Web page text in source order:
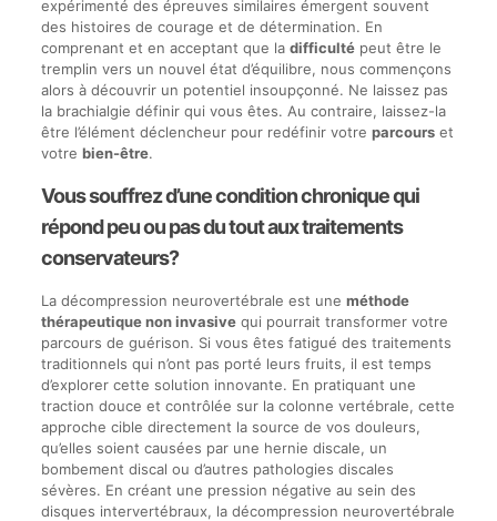
expérimenté des épreuves similaires émergent souvent
des histoires de courage et de détermination. En
comprenant et en acceptant que la difficultépeut être le
tremplin vers un nouvel état d’équilibre, nous commençons
alors à découvrir un potentiel insoupçonné. Ne laissez pas
la brachialgie définir qui vous êtes. Au contraire, laissez-la
être l’élément déclencheur pour redéfinir votre parcourset
votre bien-être.
Vous souffrez d’une condition chronique qui
répond peu ou pas du tout aux traitements
conservateurs?
La décompression neurovertébrale est une méthode
thérapeutique non invasivequi pourrait transformer votre
parcours de guérison. Si vous êtes fatigué des traitements
traditionnels qui n’ont pas porté leurs fruits, il est temps
d’explorer cette solution innovante. En pratiquant une
traction douce et contrôlée sur la colonne vertébrale, cette
approche cible directement la source de vos douleurs,
qu’elles soient causées par une hernie discale, un
bombement discal ou d’autres pathologies discales
sévères. En créant une pression négative au sein des
disques intervertébraux, la décompression neurovertébrale